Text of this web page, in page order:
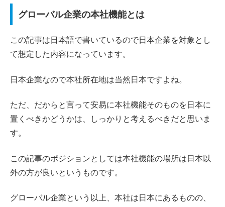
グローバル企業の本社機能とは
この記事は日本語で書いているので日本企業を対象とし
て想定した内容になっています。
日本企業なので本社所在地は当然日本ですよね。
ただ、だからと言って安易に本社機能そのものを日本に
置くべきかどうかは、しっかりと考えるべきだと思いま
す。
この記事のポジションとしては本社機能の場所は日本以
外の方が良いというものです。
グローバル企業という以上、本社は日本にあるものの、